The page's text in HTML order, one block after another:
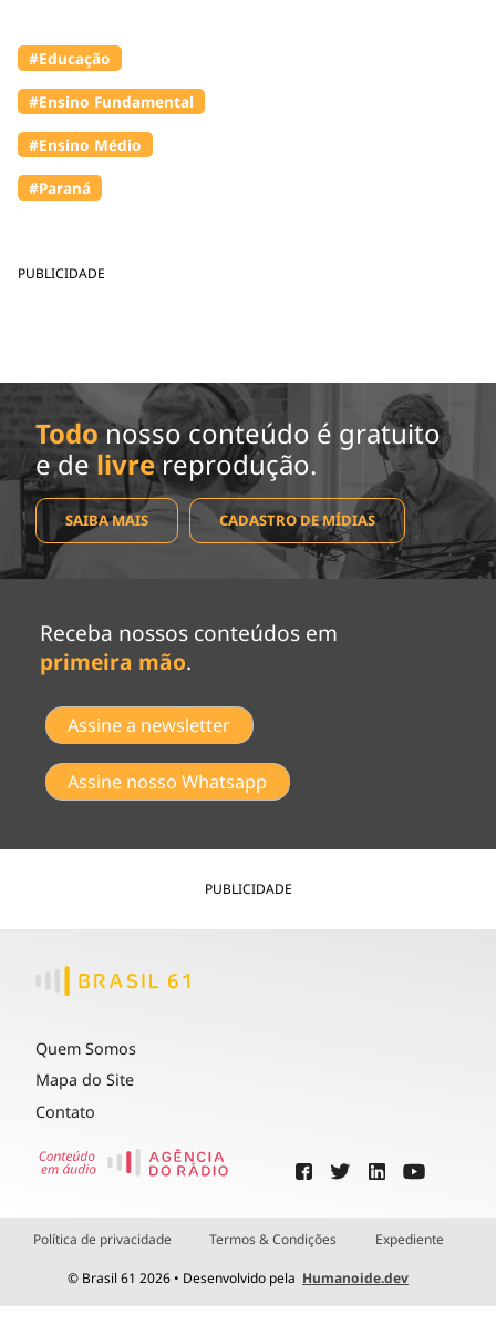
PUBLICIDADE
#Educação
#Ensino Fundamental
#Ensino Médio
#Paraná
Todo nosso conteúdo é gratuito
e de livrereprodução.
SAIBA MAIS CADASTRO DE MÍDIAS
Receba nossos conteúdos em
primeira mão.
Assine a newsletter
Assine nosso Whatsapp
PUBLICIDADE
Quem Somos
Mapa do Site
Contato
Política de privacidade Termos & Condições Expediente
© Brasil 61 2026 • Desenvolvido pela Humanoide.dev